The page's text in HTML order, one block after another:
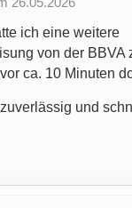
ich eine weitere
von der BBVA
ca. 10 Minuten
und